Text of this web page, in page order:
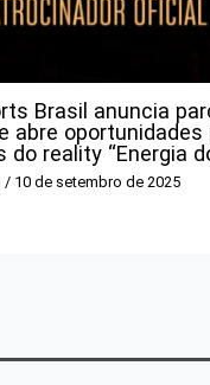
Brasil anuncia
abre oportunidades
reality “Energia
/ 10 de setembro de 2025